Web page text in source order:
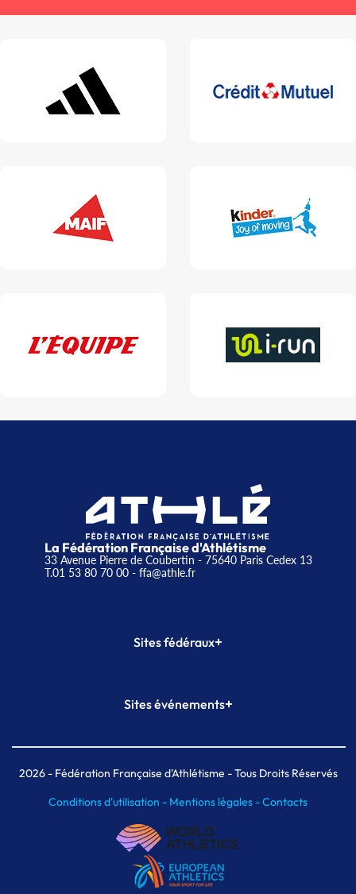
La Fédération Française d'Athlétisme
33 Avenue Pierre de Coubertin - 75640 Paris Cedex 13
T.01 53 80 70 00- ffa@athle.fr
Sites fédéraux+
Plateforme Formation
Sites événements+
Meeting de Paris indoor
MAIF Ekiden de Paris
2026- Fédération Française d'Athlétisme - Tous Droits Réservés
Conditions d'utilisation - Mentions légales -Contacts